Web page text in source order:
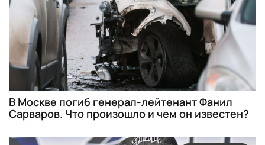
В Москве погиб генерал-лейтенант Фанил
Сарваров. Что произошло и чем он известен?